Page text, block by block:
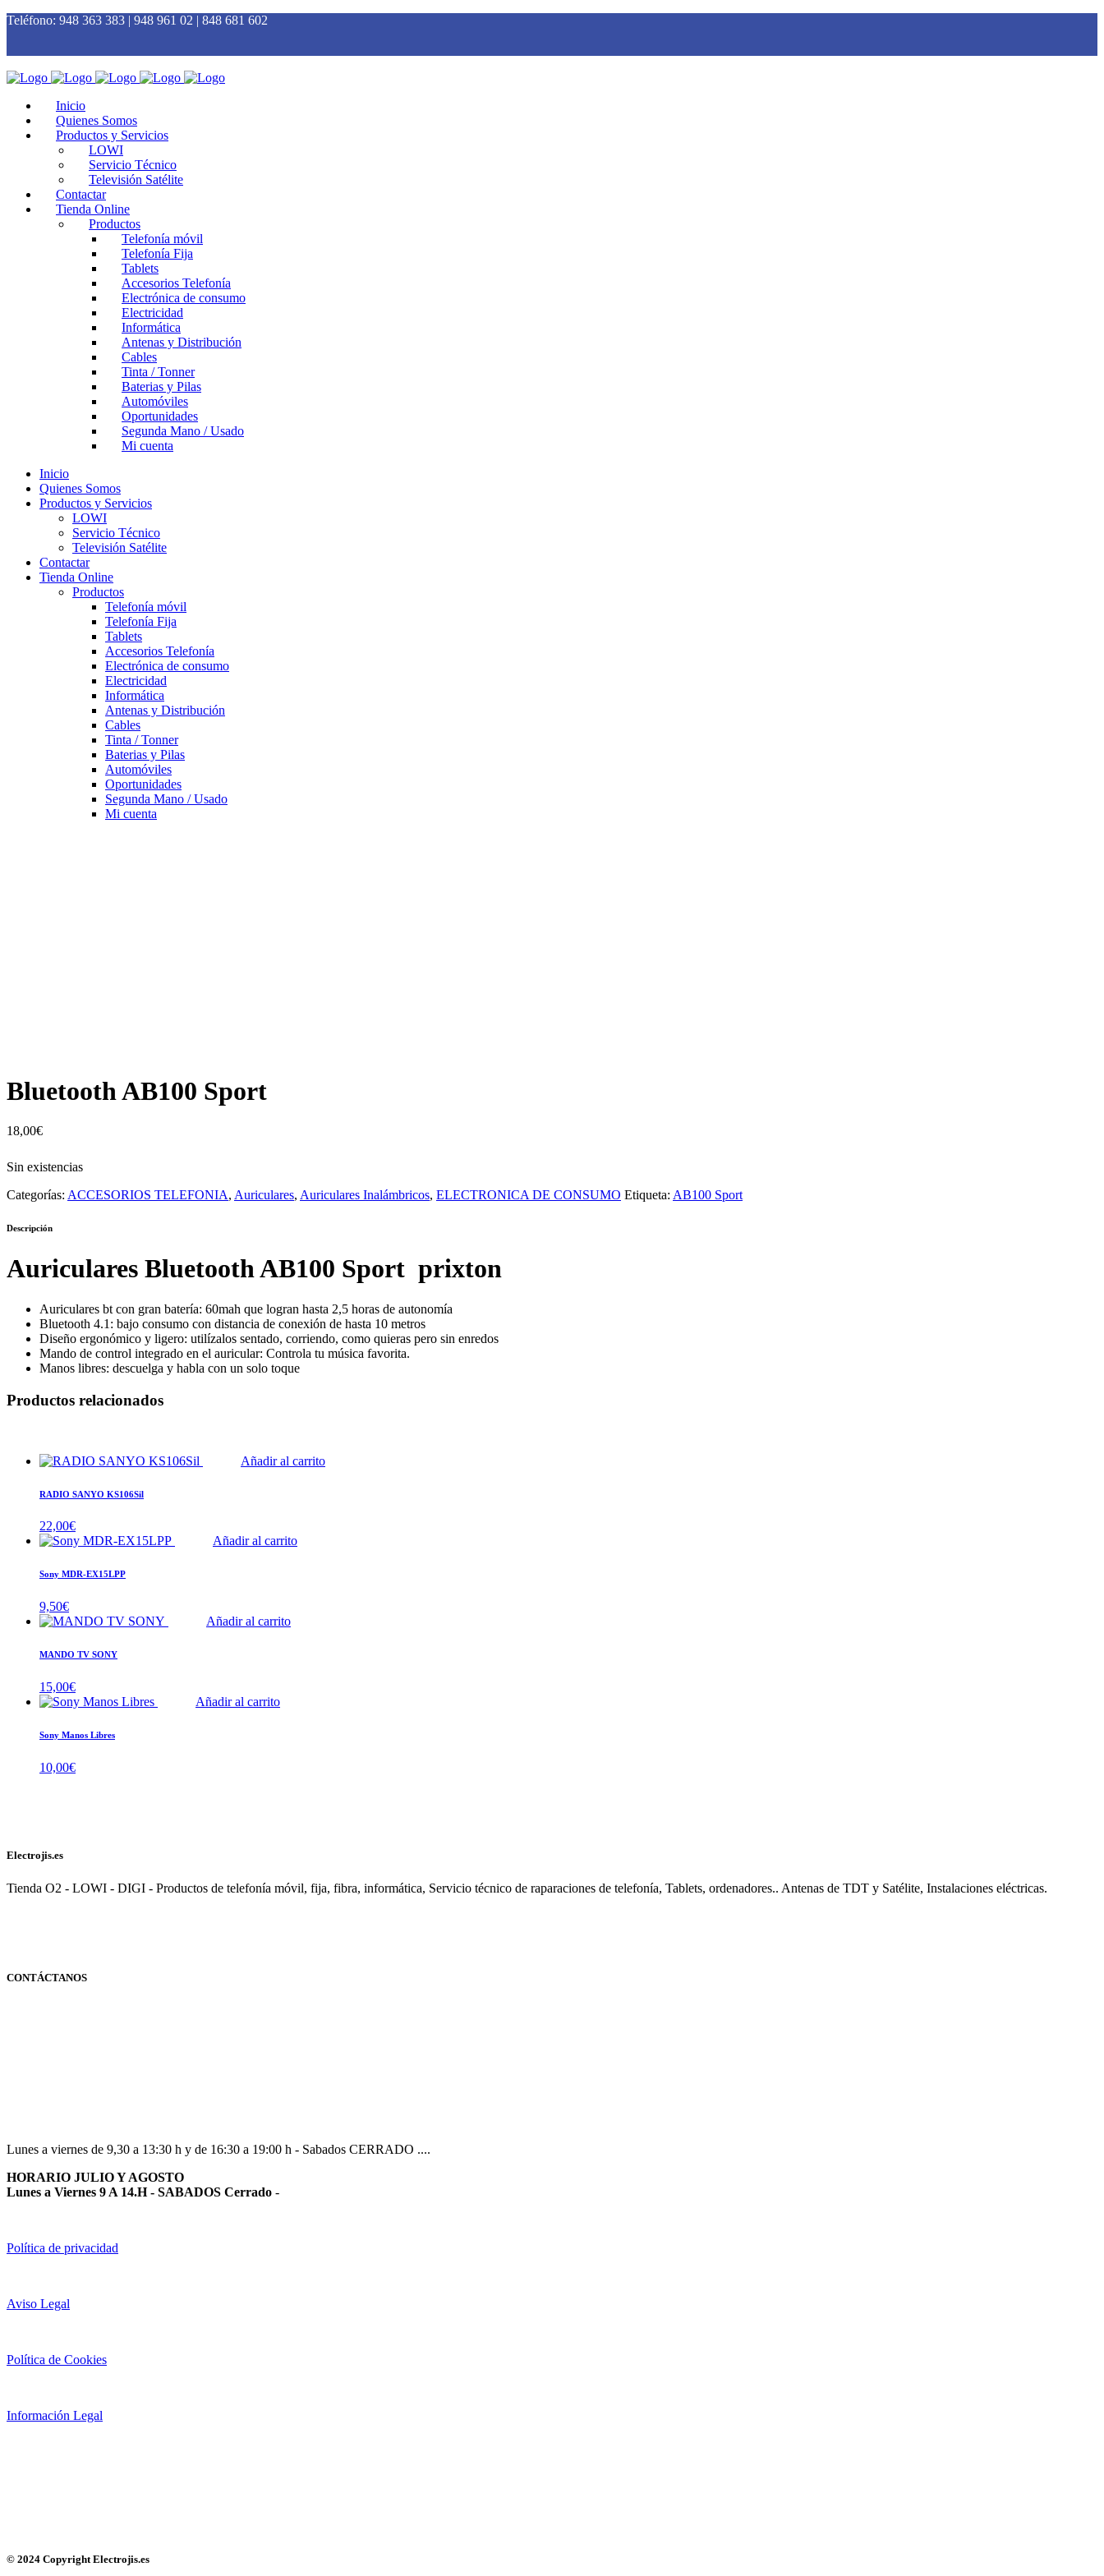
Teléfono: 948 363 383 | 948 961 02 | 848 681 602
Inicio
Quienes Somos
Productos y Servicios
LOWI
Servicio Técnico
Televisión Satélite
Contactar
Tienda Online
Productos
Telefonía móvil
Telefonía Fija
Tablets
Accesorios Telefonía
Electrónica de consumo
Electricidad
Informática
Antenas y Distribución
Cables
Tinta / Tonner
Baterias y Pilas
Automóviles
Oportunidades
Segunda Mano / Usado
Mi cuenta
Inicio
Quienes Somos
Productos y Servicios
LOWI
Servicio Técnico
Televisión Satélite
Contactar
Tienda Online
Productos
Telefonía móvil
Telefonía Fija
Tablets
Accesorios Telefonía
Electrónica de consumo
Electricidad
Informática
Antenas y Distribución
Cables
Tinta / Tonner
Baterias y Pilas
Automóviles
Oportunidades
Segunda Mano / Usado
Mi cuenta
Bluetooth AB100 Sport
18,00€
Sin existencias
Categorías: ACCESORIOS TELEFONIA, Auriculares, Auriculares Inalámbricos, ELECTRONICA DE CONSUMO Etiqueta: AB100 Sport
Descripción
Auriculares Bluetooth AB100 Sport prixton
Auriculares bt con gran batería: 60mah que logran hasta 2,5 horas de autonomía
Bluetooth 4.1: bajo consumo con distancia de conexión de hasta 10 metros
Diseño ergonómico y ligero: utilízalos sentado, corriendo, como quieras pero sin enredos
Mando de control integrado en el auricular: Controla tu música favorita.
Manos libres: descuelga y habla con un solo toque
Productos relacionados
Añadir al carrito
RADIO SANYO KS106Sil
22,00€
Añadir al carrito
Sony MDR-EX15LPP
9,50€
Añadir al carrito
MANDO TV SONY
15,00€
Añadir al carrito
Sony Manos Libres
10,00€
Electrojis.es
Tienda O2 - LOWI - DIGI - Productos de telefonía móvil, fija, fibra, informática, Servicio técnico de raparaciones de telefonía, Tablets, ordenadores.. Antenas de TDT y Satélite, Instalaciones eléctricas.
CONTÁCTANOS
Lunes a viernes de 9,30 a 13:30 h y de 16:30 a 19:00 h - Sabados CERRADO ....
HORARIO JULIO Y AGOSTO
Lunes a Viernes 9 A 14.H - SABADOS Cerrado -
Política de privacidad
Aviso Legal
Política de Cookies
Información Legal
© 2024 Copyright Electrojis.es